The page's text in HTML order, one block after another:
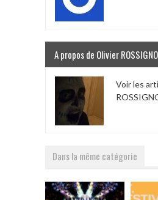
A propos de Olivier
Voir les
Dans la même catégorie